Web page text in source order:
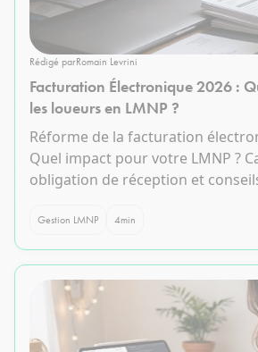
Rédigé parRomain Levrini
Facturation Électronique 2026 :
les loueurs en LMNP ?
Réforme de la facturation
Quel impact pour votre LMNP ?
obligation de réception et
Gestion LMNP 4min